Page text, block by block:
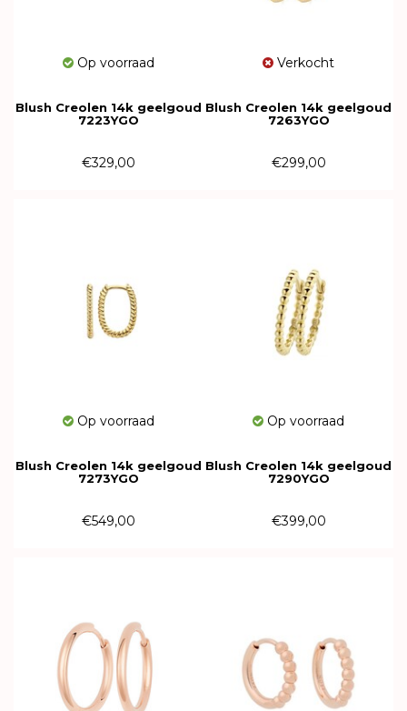
Op voorraad
Blush Creolen 14k geelgoud
7223YGO
€329,00
Verkocht
Blush Creolen 14k geelgoud
7263YGO
€299,00
Op voorraad
Blush Creolen 14k geelgoud
7273YGO
€549,00
Op voorraad
Blush Creolen 14k geelgoud
7290YGO
€399,00